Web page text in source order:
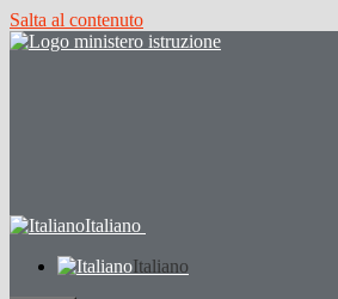
Salta al contenuto
Italiano
Italiano